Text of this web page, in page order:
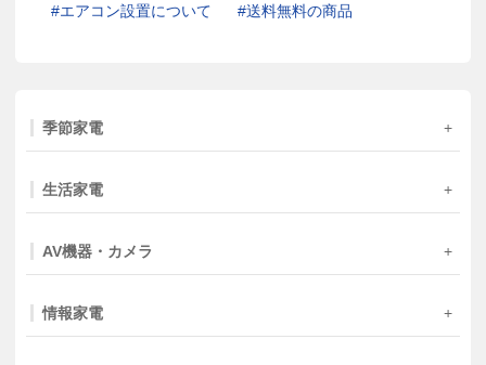
エアコン設置について
送料無料の商品
季節家電
生活家電
AV機器・カメラ
情報家電